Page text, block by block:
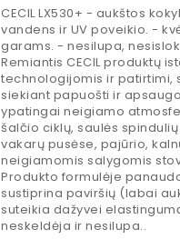
CECIL LX530+ - aukštos
vandens ir UV poveikio. -
garams. - nesilupa,
Remiantis CECIL produktų
technologijomis ir patirtimi,
siekiant papuošti ir
ypatingai neigiamo
šalčio ciklų, saulės
vakarų pusėse, pajūrio,
neigiamomis salygomis
Produkto formulėje
sustiprina paviršių (labai
suteikia dažyvei
neskeldėja ir nesilupa..